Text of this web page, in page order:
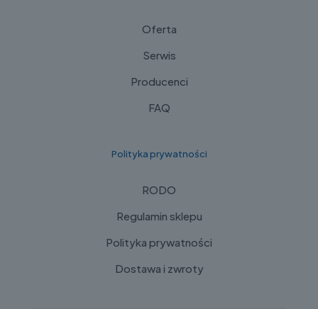
Oferta
Serwis
Producenci
FAQ
Polityka prywatności
RODO
Regulamin sklepu
Polityka prywatności
Dostawa i zwroty